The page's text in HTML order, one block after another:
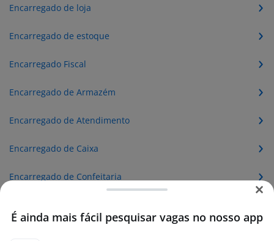
Encarregado de loja
Encarregado de estoque
Encarregado Fiscal
Encarregado de Armazém
Encarregado de Atendimento
Encarregado de Caixa
Encarregado de Confeitaria
É ainda mais fácil pesquisar vagas no nosso app